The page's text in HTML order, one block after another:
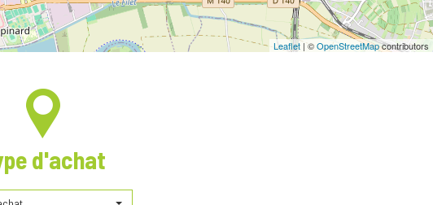
Leaflet| ©OpenStreetMapcontributors
d'achat